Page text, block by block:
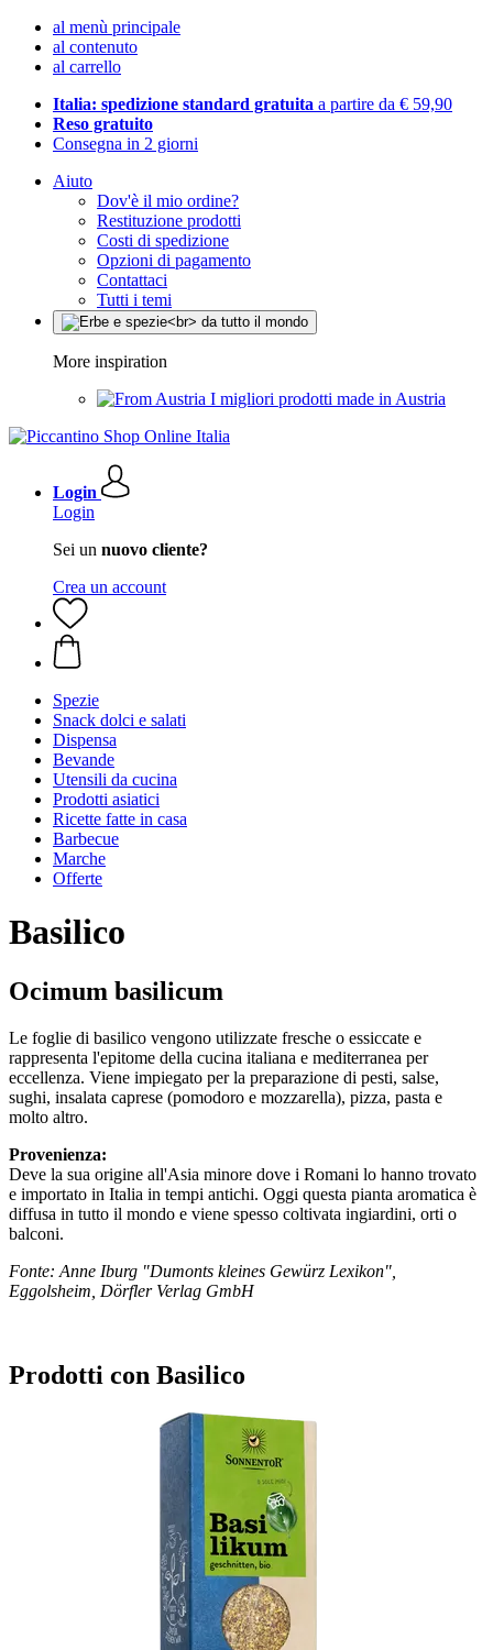
al menù principale
al contenuto
al carrello
Italia: spedizione standard gratuita a partire da € 59,90
Reso gratuito
Consegna in 2 giorni
Aiuto
Dov'è il mio ordine?
Restituzione prodotti
Costi di spedizione
Opzioni di pagamento
Contattaci
Tutti i temi
More inspiration
I migliori prodotti made in Austria
Login
Login
Sei un nuovo cliente?
Crea un account
Spezie
Snack dolci e salati
Dispensa
Bevande
Utensili da cucina
Prodotti asiatici
Ricette fatte in casa
Barbecue
Marche
Offerte
Basilico
Ocimum basilicum
Le foglie di basilico vengono utilizzate fresche o essiccate e
rappresenta l'epitome della cucina italiana e mediterranea per
eccellenza. Viene impiegato per la preparazione di pesti, salse,
sughi, insalata caprese (pomodoro e mozzarella), pizza, pasta e
molto altro.
Provenienza:
Deve la sua origine all'Asia minore dove i Romani lo hanno trovato
e importato in Italia in tempi antichi. Oggi questa pianta aromatica è
diffusa in tutto il mondo e viene spesso coltivata ingiardini, orti o
balconi.
Fonte: Anne Iburg "Dumonts kleines Gewürz Lexikon",
Eggolsheim, Dörfler Verlag GmbH
Prodotti con Basilico